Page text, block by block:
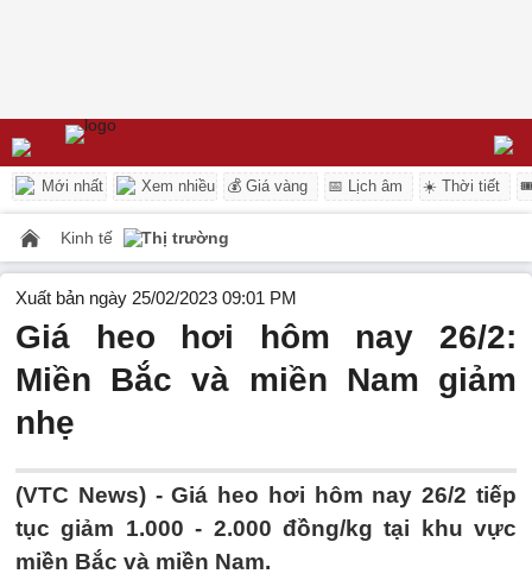
Mới nhất Xem nhiều 💰 Giá vàng 📅 Lịch âm ☀️ Thời tiết
Kinh tế Thị trường
Xuất bản ngày 25/02/2023 09:01 PM
Giá heo hơi hôm nay 26/2:
Miền Bắc và miền Nam giảm
nhẹ
(VTC News) -Giá heo hơi hôm nay 26/2 tiếp
tục giảm 1.000 - 2.000 đồng/kg tại khu vực
miền Bắc và miền Nam.